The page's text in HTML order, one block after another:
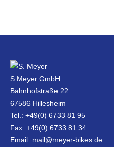
S.Meyer GmbH
Bahnhofstraße 22
67586 Hillesheim
Tel.: +49(0) 6733 81 95
Fax: +49(0) 6733 81 34
Email: mail@meyer-bikes.de